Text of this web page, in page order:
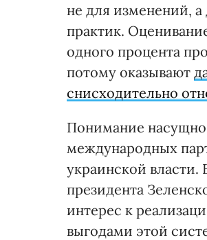
не для изменений,
практик.
одного процента
потому оказывают
снисходительно
Понимание
международных
украинской
президента
интерес к
выгодами этой